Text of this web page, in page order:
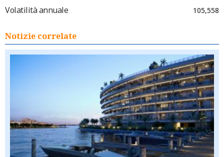
Volatilità annuale 105,558
Notizie correlate